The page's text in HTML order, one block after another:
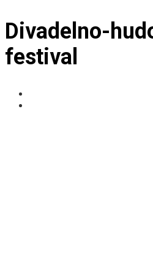
Divadelno-
festival